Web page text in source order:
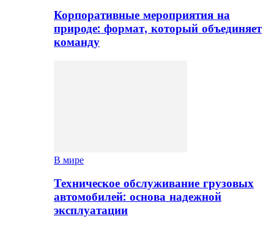
Корпоративные мероприятия на
природе: формат, который объединяет
команду
В мире
Техническое обслуживание грузовых
автомобилей: основа надежной
эксплуатации